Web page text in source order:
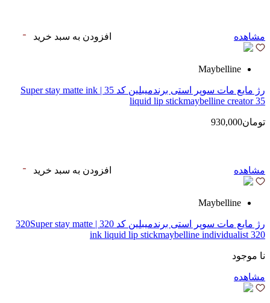
مشاهده افزودن به سبد خرید
Maybelline
رژ مایع مات سوپر استی‌ برندمیبلین کد 35 | Super stay matte ink
liquid lip stickmaybelline creator 35
تومان930,000
مشاهده افزودن به سبد خرید
Maybelline
رژ مایع مات سوپر استی‌ برندمیبلین کد 320 | 320Super stay matte
ink liquid lip stickmaybelline individualist 320
نا موجود
مشاهده